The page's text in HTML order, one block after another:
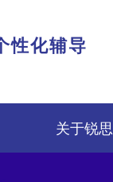
性化辅导
关于锐思